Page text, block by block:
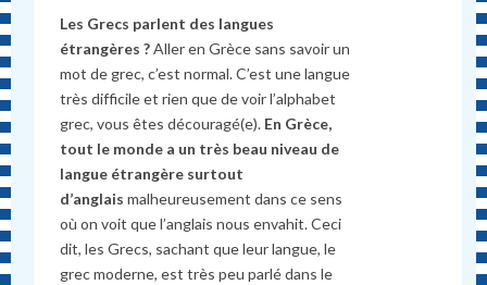
Les Grecs parlent des langues
étrangères ?Aller en Grèce sans savoir un
mot de grec, c’est normal. C’est une langue
très difficile et rien que de voir l’alphabet
grec, vous êtes découragé(e). En Grèce,
tout le monde a un très beau niveau de
langue étrangère surtout
d’anglaismalheureusement dans ce sens
où on voit que l’anglais nous envahit. Ceci
dit, les Grecs, sachant que leur langue, le
grec moderne, est très peu parlé dans le